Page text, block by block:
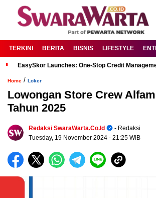
TERKINI BERITA BISNIS LIFESTYLE
EasySkor Launches: One-Stop Credit
Home / Loker
Lowongan Store Crew
Tahun 2025
Redaksi SwaraWarta.co.id
- Redaksi
Tuesday, 19 November 2024 - 21:25 WIB